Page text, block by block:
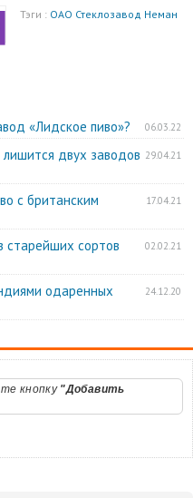
Тэги : ОАО Стеклозавод Неман
06.03.22
«Лидское пиво»?
29.04.21
двух заводов
17.04.21
с британским
02.02.21
старейших сортов
24.12.20
одаренных
кнопку "Добавить